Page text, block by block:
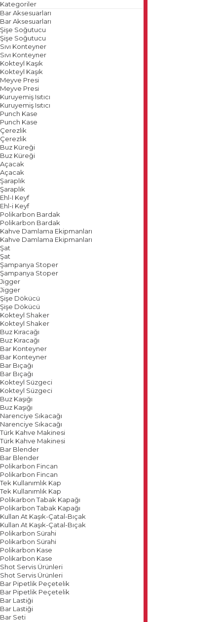
Kategoriler
Bar Aksesuarları
Bar Aksesuarları
Şişe Soğutucu
Şişe Soğutucu
Sıvı Konteyner
Sıvı Konteyner
Kokteyl Kaşık
Kokteyl Kaşık
Meyve Presi
Meyve Presi
Kuruyemiş Isıtıcı
Kuruyemiş Isıtıcı
Punch Kase
Punch Kase
Çerezlik
Çerezlik
Buz Küreği
Buz Küreği
Açacak
Açacak
Şaraplık
Şaraplık
Ehl-I Keyf
Ehl-i Keyf
Polikarbon Bardak
Polikarbon Bardak
Kahve Damlama Ekipmanları
Kahve Damlama Ekipmanları
Şat
Şat
Şampanya Stoper
Şampanya Stoper
Jigger
Jigger
Şişe Dökücü
Şişe Dökücü
Kokteyl Shaker
Kokteyl Shaker
Buz Kıracağı
Buz Kıracağı
Bar Konteyner
Bar Konteyner
Bar Bıçağı
Bar Bıçağı
Kokteyl Süzgeci
Kokteyl Süzgeci
Buz Kaşığı
Buz Kaşığı
Narenciye Sıkacağı
Narenciye Sıkacağı
Türk Kahve Makinesi
Türk Kahve Makinesi
Bar Blender
Bar Blender
Polikarbon Fincan
Polikarbon Fincan
Tek Kullanımlık Kap
Tek Kullanımlık Kap
Polikarbon Tabak Kapağı
Polikarbon Tabak Kapağı
Kullan At Kaşık-Çatal-Bıçak
Kullan At Kaşık-Çatal-Bıçak
Polikarbon Sürahi
Polikarbon Sürahi
Polikarbon Kase
Polikarbon Kase
Shot Servis Ürünleri
Shot Servis Ürünleri
Bar Pipetlik Peçetelik
Bar Pipetlik Peçetelik
Bar Lastiği
Bar Lastiği
Bar Seti